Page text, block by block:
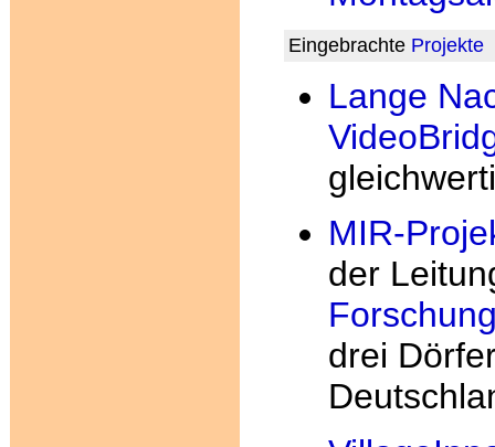
Eingebrachte Projekte
Lange
MIR-
der
drei